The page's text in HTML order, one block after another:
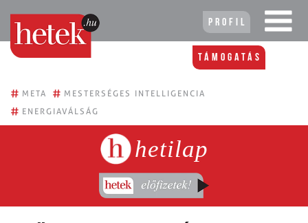
Profil
Támogatás
# META # MESTERSÉGES INTELLIGENCIA
# ENERGIAVÁLSÁG
hetilap